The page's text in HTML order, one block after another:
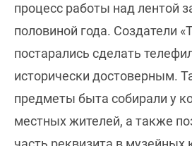
процесс работы над лентой
половиной года. Создатели
постарались сделать
исторически достоверным.
предметы быта собирали у
местных жителей, а также